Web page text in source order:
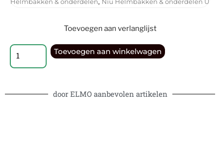
Toevoegen aan verlanglijst
Toevoegen aan winkelwagen
door ELMO aanbevolen artikelen